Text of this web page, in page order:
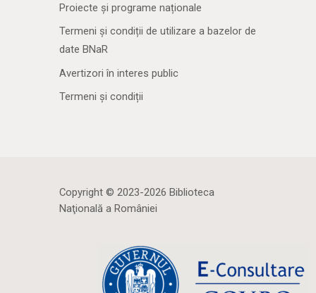
Proiecte și programe naționale
Termeni și condiții de utilizare a bazelor de
date BNaR
Avertizori în interes public
Termeni și condiții
Copyright © 2023-2026 Biblioteca
Naţională a României